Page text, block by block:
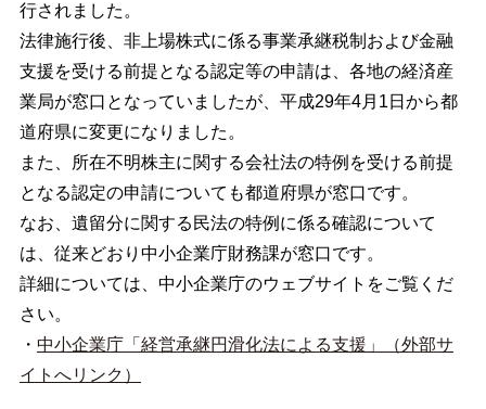
行されました。
法律施行後、非上場株式に係る事業承継税制および金融
支援を受ける前提となる認定等の申請は、各地の経済産
業局が窓口となっていましたが、平成29年4月1日から都
道府県に変更になりました。
また、所在不明株主に関する会社法の特例を受ける前提
となる認定の申請についても都道府県が窓口です。
なお、遺留分に関する民法の特例に係る確認について
は、従来どおり中小企業庁財務課が窓口です。
詳細については、中小企業庁のウェブサイトをご覧くだ
さい。
・ 中小企業庁「経営承継円滑化法による支援」（外部サ
イトへリンク）